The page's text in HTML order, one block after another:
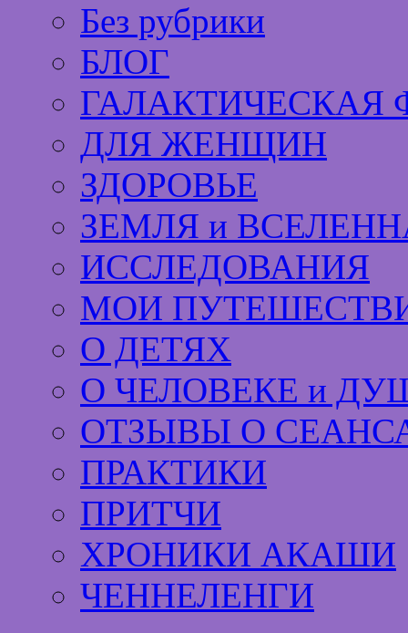
Без рубрики
БЛОГ
ГАЛАКТИЧЕСКАЯ
ДЛЯ ЖЕНЩИН
ЗДОРОВЬЕ
ЗЕМЛЯ и
ИССЛЕДОВАНИЯ
МОИ
О ДЕТЯХ
О ЧЕЛОВЕКЕ и
ОТЗЫВЫ О
ПРАКТИКИ
ПРИТЧИ
ХРОНИКИ АКАШИ
ЧЕННЕЛЕНГИ